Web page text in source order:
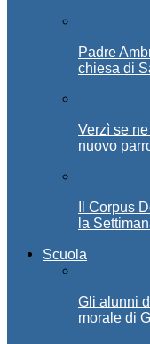
Padre
chiesa di
Verzì se
nuovo
Il Corpus
la
Scuola
Gli alunni
morale di